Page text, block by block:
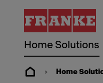
Home Solutions
Home